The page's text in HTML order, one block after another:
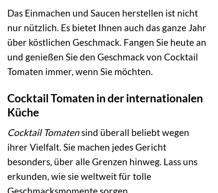
Das Einmachen und Saucen herstellen ist nicht
nur nützlich. Es bietet Ihnen auch das ganze Jahr
über köstlichen Geschmack. Fangen Sie heute an
und genießen Sie den Geschmack von Cocktail
Tomaten immer, wenn Sie möchten.
Cocktail Tomaten in der internationalen
Küche
Cocktail Tomatensind überall beliebt wegen
ihrer Vielfalt. Sie machen jedes Gericht
besonders, über alle Grenzen hinweg. Lass uns
erkunden, wie sie weltweit für tolle
Geschmacksmomente sorgen.